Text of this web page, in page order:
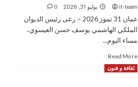
it-team يوليو 31, 2026 0
عمان 31 تموز 2026 – رعى رئيس الديوان
الملكي الهاشمي يوسف حسن العيسوي،
مساء اليوم...
Read More
Read
more
about
ثقافة و فنون